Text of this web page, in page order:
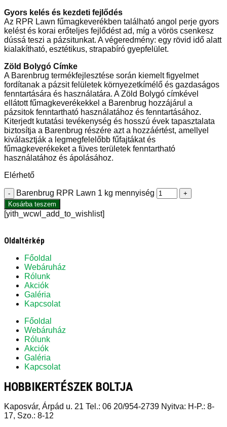
Gyors kelés és kezdeti fejlődés
Az RPR Lawn fűmagkeverékben található angol perje gyors
kelést és korai erőteljes fejlődést ad, míg a vörös csenkesz
dússá teszi a pázsitunkat. A végeredmény: egy rövid idő alatt
kialakítható, esztétikus, strapabíró gyepfelület.
Zöld Bolygó Címke
A Barenbrug termékfejlesztése során kiemelt figyelmet
fordítanak a pázsit felületek környezetkímélő és gazdaságos
fenntartására és használatára. A Zöld Bolygó címkével
ellátott fűmagkeverékekkel a Barenbrug hozzájárul a
pázsitok fenntartható használatához és fenntartásához.
Kiterjedt kutatási tevékenység és hosszú évek tapasztalata
biztosítja a Barenbrug részére azt a hozzáértést, amellyel
kiválasztják a legmegfelelőbb fűfajtákat és
fűmagkeverékeket a füves területek fenntartható
használatához és ápolásához.
Elérhető
- Barenbrug RPR Lawn 1 kg mennyiség
+
Kosárba teszem
[yith_wcwl_add_to_wishlist]
Oldaltérkép
Főoldal
Webáruház
Rólunk
Akciók
Galéria
Kapcsolat
Főoldal
Webáruház
Rólunk
Akciók
Galéria
Kapcsolat
HOBBIKERTÉSZEK BOLTJA
Kaposvár, Árpád u. 21 Tel.: 06 20/954-2739 Nyitva: H-P.: 8-
17, Szo.: 8-12